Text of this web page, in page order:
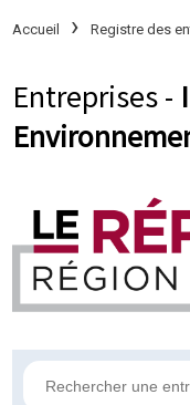
Accueil Registre des
Entreprises -